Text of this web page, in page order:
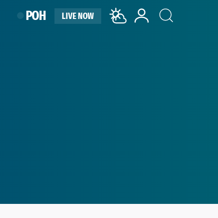
LIVE NOW
ΡΟΗ